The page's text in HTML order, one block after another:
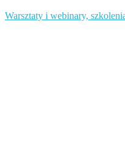
Warsztaty i webinary,